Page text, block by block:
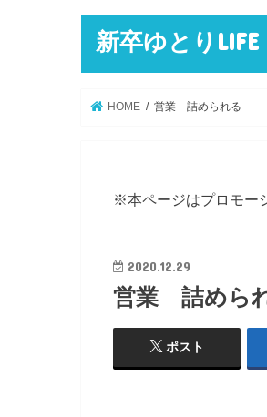
新卒ゆとりLIFE
HOME 営業 詰められる
※本ページはプロモー
2020.12.29
営業 詰めら
ポスト